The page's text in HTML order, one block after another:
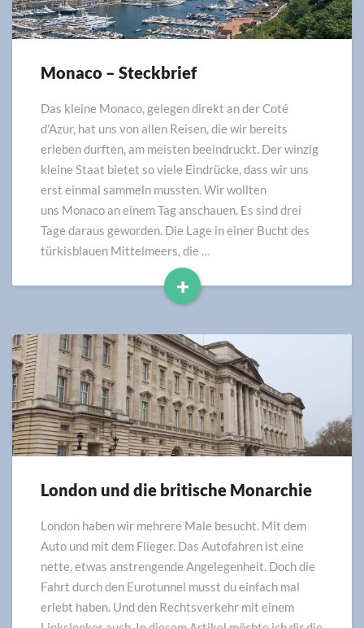
Monaco
Steckbrief
Monaco – Steckbrief
Das kleine Monaco, gelegen direkt an der Coté
d’Azur, hat uns von allen Reisen, die wir bereits
erleben durften, am meisten beeindruckt. Der winzig
kleine Staat bietet so viele Eindrücke, dass wir uns
erst einmal sammeln mussten. Wir wollten
uns Monaco an einem Tag anschauen. Es sind drei
Tage daraus geworden. Die Lage in einer Bucht des
türkisblauen Mittelmeers, die …
+
Read
London
die
britische
Monarchie
London und die britische Monarchie
London haben wir mehrere Male besucht. Mit dem
Auto und mit dem Flieger. Das Autofahren ist eine
nette, etwas anstrengende Angelegenheit. Doch die
Fahrt durch den Eurotunnel musst du einfach mal
erlebt haben. Und den Rechtsverkehr mit einem